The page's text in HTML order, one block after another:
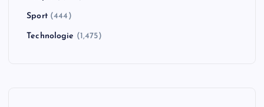
Sport(444)
Technologie (1,475)